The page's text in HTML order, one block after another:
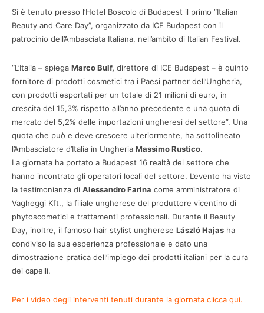
Si è tenuto presso l’Hotel Boscolo di Budapest il primo “Italian
Beauty and Care Day”, organizzato da ICE Budapest con il
patrocinio dell’Ambasciata Italiana, nell’ambito di Italian Festival.
“L’Italia – spiega Marco Bulf, direttore di ICE Budapest – è quinto
fornitore di prodotti cosmetici tra i Paesi partner dell’Ungheria,
con prodotti esportati per un totale di 21 milioni di euro, in
crescita del 15,3% rispetto all’anno precedente e una quota di
mercato del 5,2% delle importazioni ungheresi del settore”. Una
quota che può e deve crescere ulteriormente, ha sottolineato
l’Ambasciatore d’Italia in Ungheria Massimo Rustico.
La giornata ha portato a Budapest 16 realtà del settore che
hanno incontrato gli operatori locali del settore. L’evento ha visto
la testimonianza di Alessandro Farina come amministratore di
Vagheggi Kft., la filiale ungherese del produttore vicentino di
phytoscometici e trattamenti professionali. Durante il Beauty
Day, inoltre, il famoso hair stylist ungherese László Hajas ha
condiviso la sua esperienza professionale e dato una
dimostrazione pratica dell’impiego dei prodotti italiani per la cura
dei capelli.
Per i video degli interventi tenuti durante la giornata clicca qui.